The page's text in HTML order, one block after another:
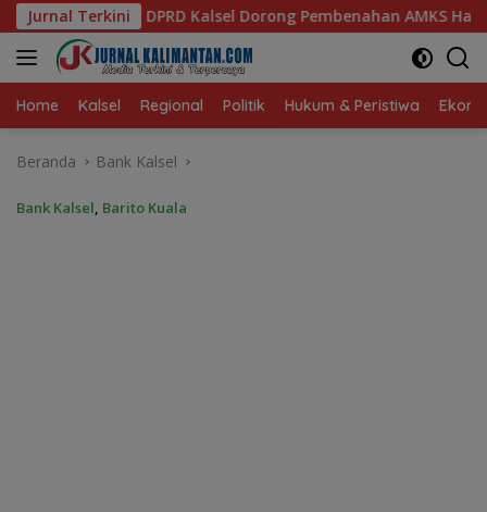
Langsung
ke
konten
Jurnal Terkini
Pembenahan AMKS Hasanuddin Ketua TP PKK
Home Kalsel Regional Politik Hukum & Peristiwa
Beranda Bank Kalsel
Bank Kalsel, Barito Kuala